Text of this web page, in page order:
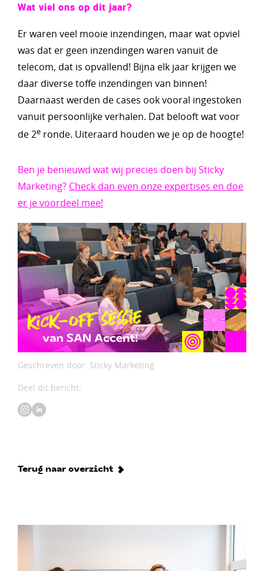
Wat viel ons op dit jaar?
Er waren veel mooie inzendingen, maar wat opviel
was dat er geen inzendingen waren vanuit de
telecom, dat is opvallend! Bijna elk jaar krijgen we
daar diverse toffe inzendingen van binnen!
Daarnaast werden de cases ook vooral ingestoken
vanuit persoonlijke verhalen. Dat belooft wat voor
de 2e ronde. Uiteraard houden we je op de hoogte!
Ben je benieuwd wat wij precies doen bij Sticky
Marketing? Check dan even onze expertises en doe
er je voordeel mee!
Geschreven door: Sticky Marketing
Deel dit bericht:
Terug naar overzicht